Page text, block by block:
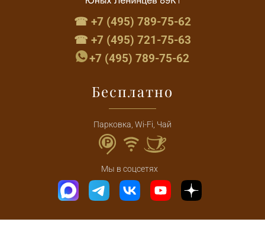
☎ +7 (495) 789-75-62
☎ +7 (495) 721-75-63
+7 (495) 789-75-62
Бесплатно
Парковка, Wi-Fi, Чай
Мы в соцсетях